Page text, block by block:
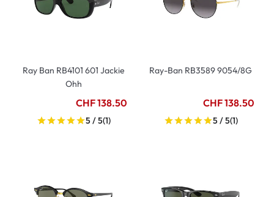
Ray Ban RB4101 601 Jackie
Ohh
CHF 138.50
5 / 5(1)
Ray-Ban RB3589 9054/8G
CHF 138.50
5 / 5(1)